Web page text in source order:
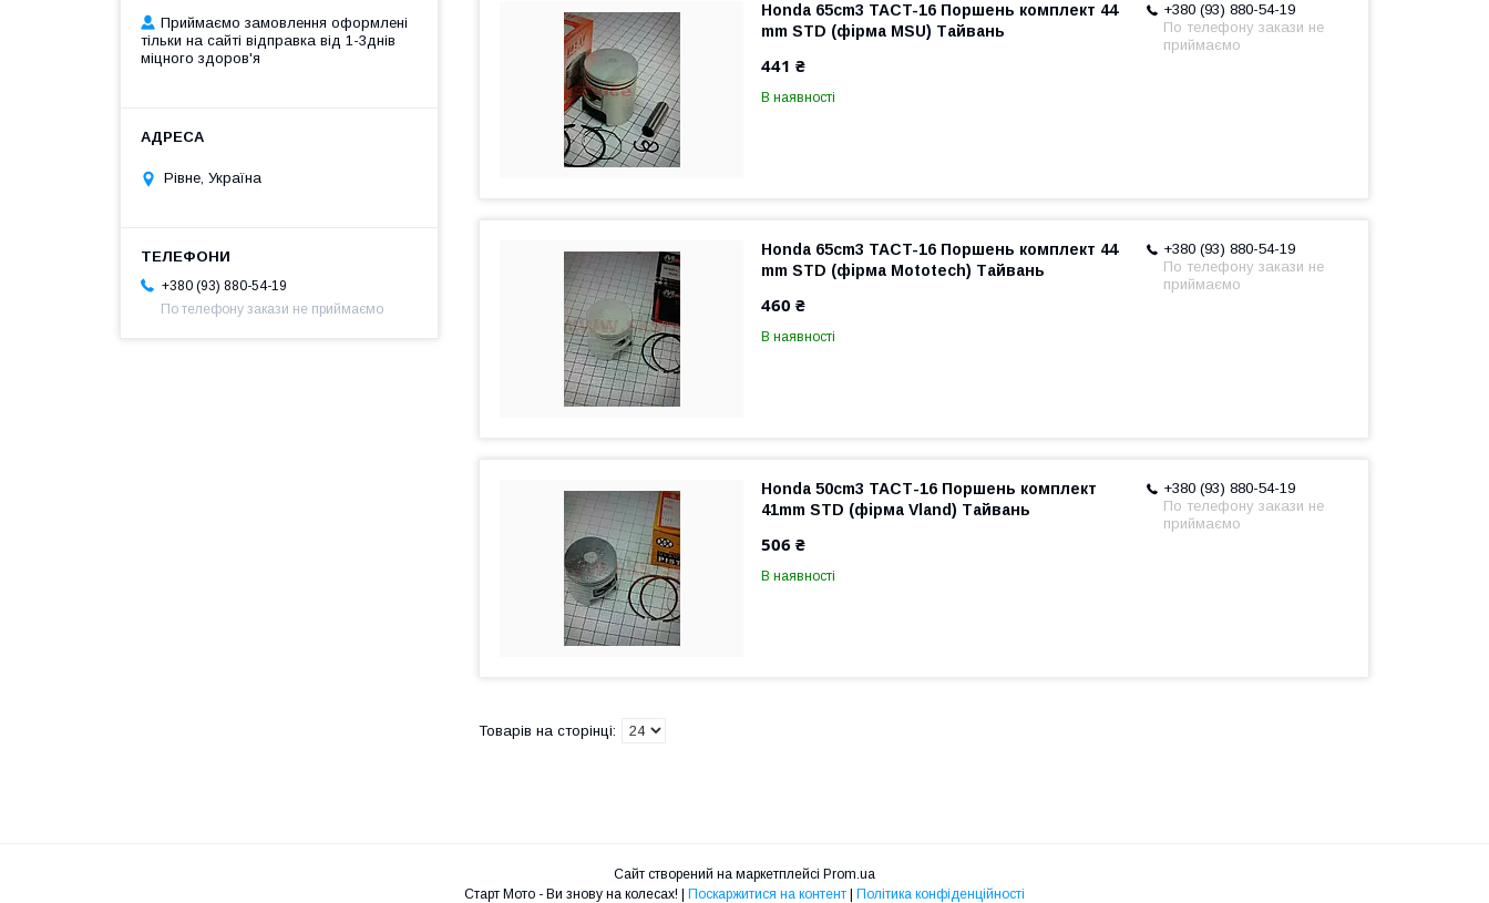
+380 (93) 880-54-19
По телефону закази не
приймаємо
Honda 65cm3 TACT-16 Поршень комплект 44
mm STD (фірма MSU) Тайвань
441 ₴
В наявності
+380 (93) 880-54-19
По телефону закази не
приймаємо
Honda 65cm3 TACT-16 Поршень комплект 44
mm STD (фірма Mototech) Тайвань
460 ₴
В наявності
+380 (93) 880-54-19
По телефону закази не
приймаємо
Honda 50cm3 ТАСТ-16 Поршень комплект
41mm STD (фірма Vland) Тайвань
506 ₴
В наявності
Приймаємо замовлення оформлені
тільки на сайті відправка від 1-3днів
міцного здоров'я
Рівне, Україна
+380 (93) 880-54-19
По телефону закази не приймаємо
Сайт створений на маркетплейсі Prom.ua
Поскаржитися на контент Політика конфіденційності